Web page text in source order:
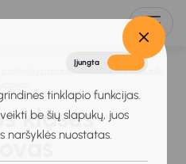
Įjungta
tinklapio funkcijas.
be šių slapukų, juos
naršyklės nuostatas.
Profesijų pasaulis
klasės